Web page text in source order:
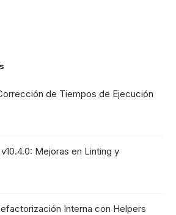
de Tiempos de Ejecución
Mejoras en Linting y
Interna con Helpers